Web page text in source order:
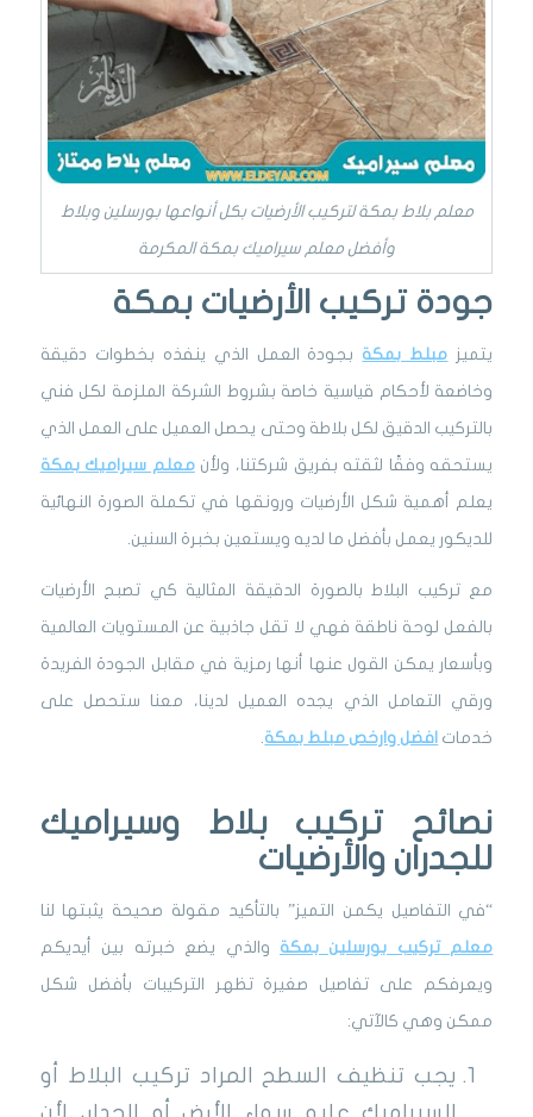
معلم بلاط بمكة لتركيب الأرضيات بكل أنواعها بورسلين وبلاط
وأفضل معلم سيراميك بمكة المكرمة
جودة تركيب الأرضيات بمكة
يتميز مبلط بمكة بجودة العمل الذي ينفذه بخطوات دقيقة
وخاضعة لأحكام قياسية خاصة بشروط الشركة الملزمة لكل فني
بالتركيب الدقيق لكل بلاطة وحتى يحصل العميل على العمل الذي
يستحقه وفقًا لثقته بفريق شركتنا، ولأنمعلم سيراميك بمكة
يعلم أهمية شكل الأرضيات ورونقها في تكملة الصورة النهائية
للديكور يعمل بأفضل ما لديه ويستعين بخبرة السنين.
مع تركيب البلاط بالصورة الدقيقة المثالية كي تصبح الأرضيات
بالفعل لوحة ناطقة فهي لا تقل جاذبية عن المستويات العالمية
وبأسعار يمكن القول عنها أنها رمزية في مقابل الجودة الفريدة
ورقي التعامل الذي يجده العميل لدينا، معنا ستحصل على
خدمات افضل وارخص مبلط بمكة.
نصائح تركيب بلاط وسيراميك
للجدران والأرضيات
“في التفاصيل يكمن التميز” بالتأكيد مقولة صحيحة يثبتها لنا
معلم تركيب بورسلين بمكة والذي يضع خبرته بين أيديكم
ويعرفكم على تفاصيل صغيرة تظهر التركيبات بأفضل شكل
ممكن وهي كالآتي:
يجب تنظيف السطح المراد تركيب البلاط أو